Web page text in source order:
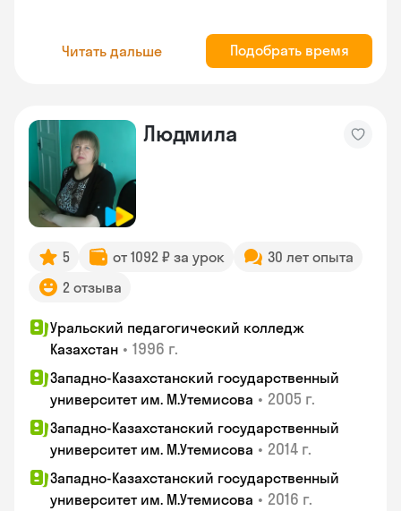
Читать дальше Подобрать время
Людмила
5 от 1092 ₽ за урок
30 лет опыта
2 отзыва
Уральский педагогический колледж
Казахстан • 1996 г.
Западно-Казахстанский государственный
университет им. М.Утемисова • 2005 г.
Западно-Казахстанский государственный
университет им. М.Утемисова • 2014 г.
Западно-Казахстанский государственный
университет им. М.Утемисова • 2016 г.